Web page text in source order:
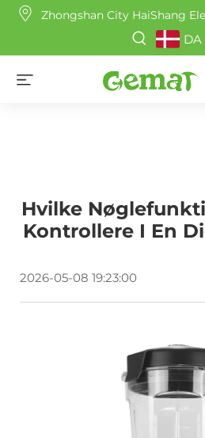
Zhongshan City HaiShang
DA
Hvilke
Kontrollere I En
2026-05-08 19:23:00